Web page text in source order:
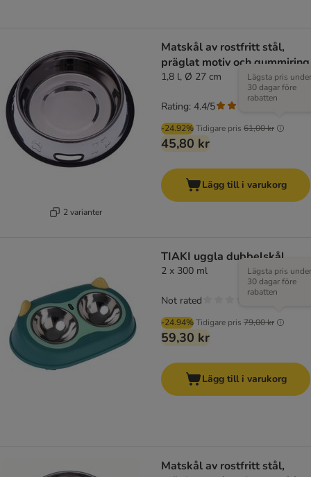
2 varianter
Matskål av rostfritt stål,
präglat motiv och gummiring
1,8 l, Ø 27 cm
-24.92%Tidigare pris 61,00 kr
Lägsta pris under
30 dagar före
rabatten
45,80 kr
Rating: 4.4/5
Lägg till i varukorg
TIAKI uggla dubbelskål
2 x 300 ml
-24.94%Tidigare pris 79,00 kr
Lägsta pris under
30 dagar före
rabatten
59,30 kr
Not rated
Lägg till i varukorg
Matskål av rostfritt stål,